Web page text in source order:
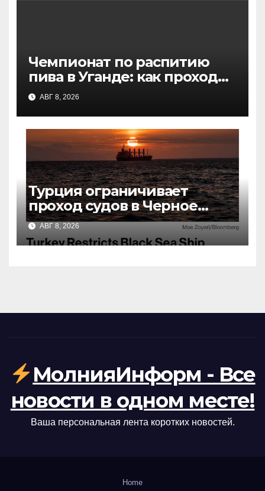
Чемпионат по распитию
пива в Уганде: как проходят
соревнования и кто
побеждает
АВГ 8, 2026
Турция ограничивает
проход судов в Черное
море из-за атак БПЛА:
причины и последствия
АВГ 8, 2026
МолнияИнформ - Все
новости в одном месте!
Ваша персональная лента коротких новостей.
Home